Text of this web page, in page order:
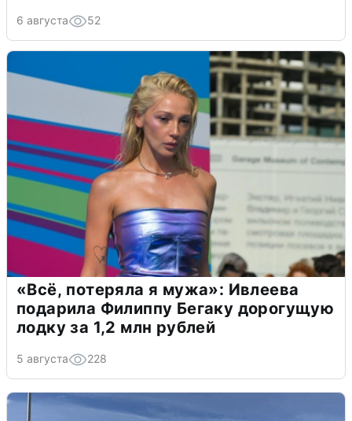
6 августа 52
«Всё, потеряла я мужа»: Ивлеева
подарила Филиппу Бегаку дорогущую
лодку за 1,2 млн рублей
5 августа 228